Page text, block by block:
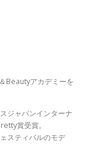
Beautyアカデミーを
ジャパンインターナ
賞受賞。
スティバルのモデ